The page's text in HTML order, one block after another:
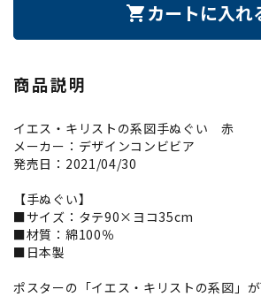
shopping_cart カートに入れ
商品説明
イエス・キリストの系図手ぬぐい 赤
メーカー：デザインコンビビア
発売日：2021/04/30
【手ぬぐい】
■サイズ：タテ90×ヨコ35cm
■材質：綿100％
■日本製
ポスターの「イエス・キリストの系図」